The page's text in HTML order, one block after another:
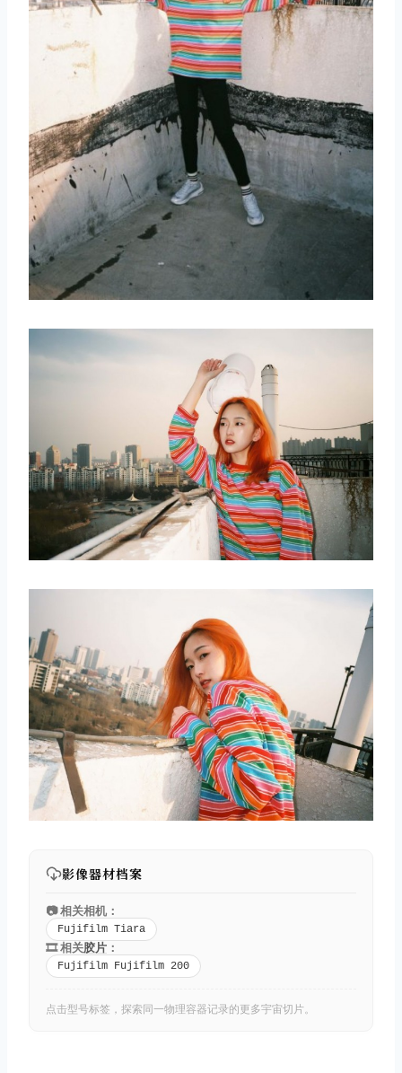
影像器材档案
📷 相关相机：
Fujifilm Tiara
🎞️ 相关胶片 ：
Fujifilm Fujifilm 200
点击型号标签，探索同一物理容器记录的更多宇宙切片。
取消 搜索